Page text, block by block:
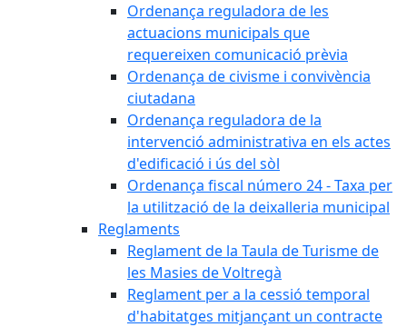
Ordenança reguladora de les
actuacions municipals que
requereixen comunicació prèvia
Ordenança de civisme i convivència
ciutadana
Ordenança reguladora de la
intervenció administrativa en els actes
d'edificació i ús del sòl
Ordenança fiscal número 24 - Taxa per
la utilització de la deixalleria municipal
Reglaments
Reglament de la Taula de Turisme de
les Masies de Voltregà
Reglament per a la cessió temporal
d'habitatges mitjançant un contracte